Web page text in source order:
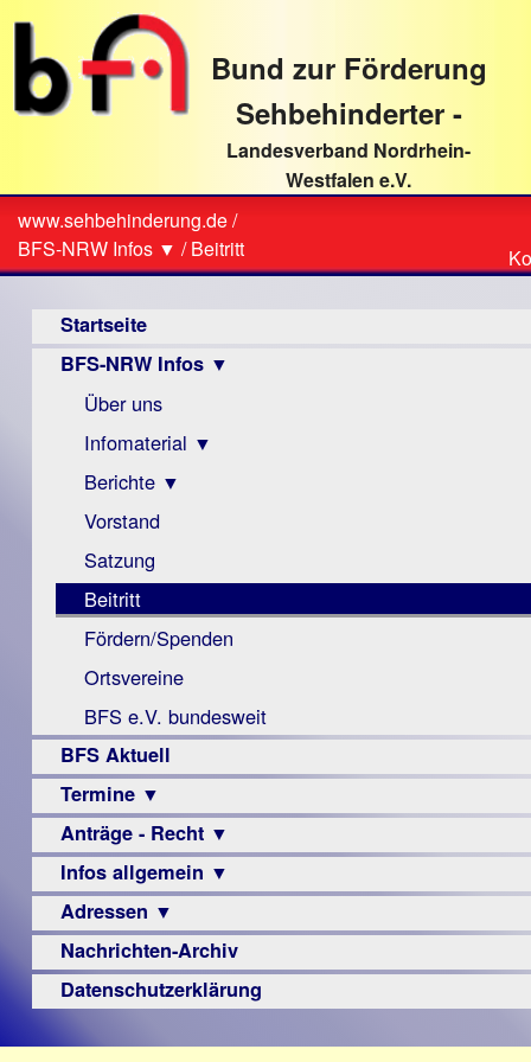
direkt
Textinhalt
Bund zur Förderung
Sehbehinderter -
Landesverband Nordrhein-
Westfalen e.V.
Sie
sind
hier
www.sehbehinderung.de/
BFS-NRW Infos ▼ /Beitritt
Startseite
BFS-NRW Infos ▼
Über uns
Infomaterial ▼
Visus
Zeitschrift
Monokular
Mac
Instagram-
Links
Berichte ▼
Archiv
Berichte
Vorstand
Satzung
Beitritt
Fördern/Spenden
Ortsvereine
BFS e.V. bundesweit
BFS Aktuell
Termine ▼
Veranstaltungsprogramme
Anträge - Recht ▼
Archiv
Urteile
Infos allgemein ▼
Sehbehinderung
Frühförderung
Schule
–
Adressen ▼
Augenoptiker
Berufsbildungswerke
Nachrichten-Archiv
Datenschutzerklärung